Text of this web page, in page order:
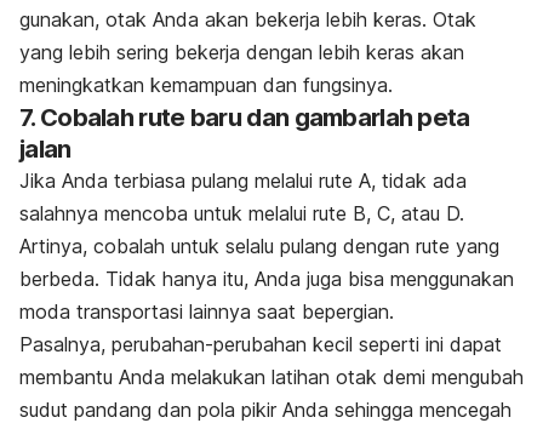
gunakan, otak Anda akan bekerja lebih keras. Otak
yang lebih sering bekerja dengan lebih keras akan
meningkatkan kemampuan dan fungsinya.
7. Cobalah rute baru dan gambarlah peta
jalan
Jika Anda terbiasa pulang melalui rute A, tidak ada
salahnya mencoba untuk melalui rute B, C, atau D.
Artinya, cobalah untuk selalu pulang dengan rute yang
berbeda. Tidak hanya itu, Anda juga bisa menggunakan
moda transportasi lainnya saat bepergian.
Pasalnya, perubahan-perubahan kecil seperti ini dapat
membantu Anda melakukan latihan otak demi mengubah
sudut pandang dan pola pikir Anda sehingga mencegah